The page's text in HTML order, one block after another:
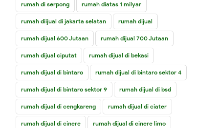
rumah di serpong rumah diatas 1 milyar
rumah diijual di jakarta selatan rumah dijual
rumah dijual 600 Jutaan rumah dijual 700 Jutaan
rumah dijual ciputat rumah dijual di bekasi
rumah dijual di bintaro rumah dijual di bintaro sektor 4
rumah dijual di bintaro sektor 9 rumah dijual di bsd
rumah dijual di cengkareng rumah dijual di ciater
rumah dijual di cinere rumah dijual di cinere limo